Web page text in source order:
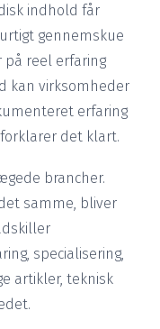
indhold får
gennemskue
på reel erfaring
kan virksomheder
erfaring
det klart.
brancher.
samme, bliver
specialisering,
artikler, teknisk